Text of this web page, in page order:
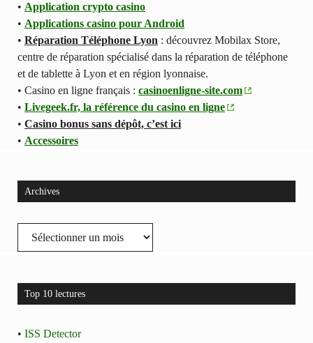
• Application crypto casino
• Applications casino pour Android
• Réparation Téléphone Lyon : découvrez Mobilax Store,
centre de réparation spécialisé dans la réparation de téléphone
et de tablette à Lyon et en région lyonnaise.
• Casino en ligne français : casinoenligne-site.com
• Livegeek.fr, la référence du casino en ligne
• Casino bonus sans dépôt, c’est ici
• Accessoires
Archives
Archives
Top 10 lectures
• ISS Detector